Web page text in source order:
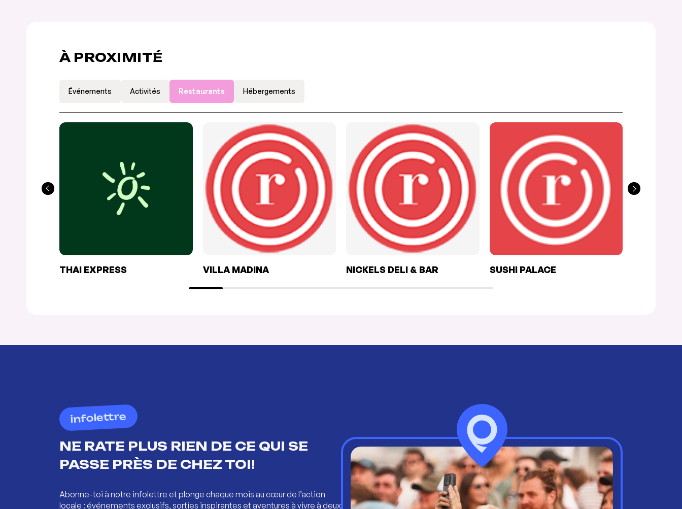
À PROXIMITÉ
Événements Activités Restaurants Hébergements
THAI EXPRESS VILLA MADINA NICKELS DELI & BAR SUSHI PALACE
infolettre
NE RATE PLUS RIEN DE CE QUI SE
PASSE PRÈS DE CHEZ TOI!
Abonne-toi à notre infolettre et plonge chaque mois au cœur de l’action
locale : événements exclusifs, sorties inspirantes et aventures à vivre à deux